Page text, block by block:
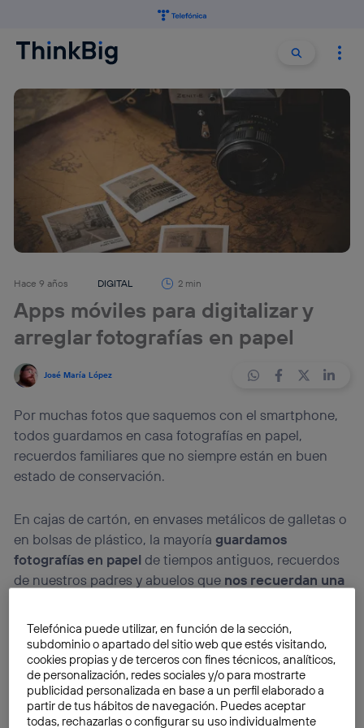
Buscar
Hace 9 años DIGITAL 2 min
Apps móviles para digitalizar y
arreglar fotografías en papel
José María López
Por muchas fotos que saquemos con el smartphone,
todos guardamos en casa fotografías en papel,
recuerdos familiares que no siempre están en buen
estado de conservación.
En cajas de cartón, en envases metálicos de galletas o
en bolsas de plástico, la mayoríaguardamos
fotografías en papelde tiempos antiguos, recuerdos
de nuestros padres y abuelos que nos recuerdan una
smartphones con cámara de alta definición.
Haymuchas razones para digitalizaresas fotos:
conservarlas en formato electrónico, arreglarlas en
caso de estar mal conservadas, hacer copias en papel,
compartirlas con conocidos o con todo el mundo a
Telefónica puede utilizar, en función de la sección,
subdominio o apartado del sitio web que estés visitando,
cookies propias y de terceros con fines técnicos, analíticos,
de personalización, redes sociales y/o para mostrarte
publicidad personalizada en base a un perfil elaborado a
partir de tus hábitos de navegación. Puedes aceptar
todas, rechazarlas o configurar su uso individualmente